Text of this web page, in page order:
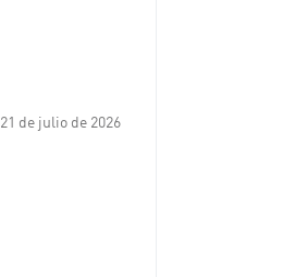
21 de julio de 2026